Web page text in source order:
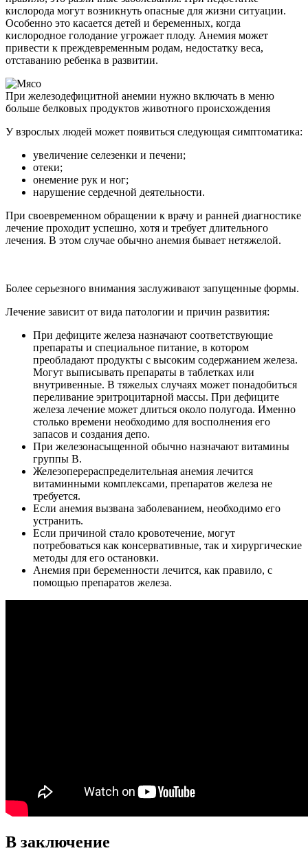
кислорода могут возникнуть опасные для жизни ситуации.
Особенно это касается детей и беременных, когда
кислородное голодание угрожает плоду. Анемия может
привести к преждевременным родам, недостатку веса,
отставанию ребенка в развитии.
При железодефицитной анемии нужно включать в меню
больше белковых продуктов животного происхождения
У взрослых людей может появиться следующая симптоматика:
увеличение селезенки и печени;
отеки;
онемение рук и ног;
нарушение сердечной деятельности.
При своевременном обращении к врачу и ранней диагностике
лечение проходит успешно, хотя и требует длительного
лечения. В этом случае обычно анемия бывает нетяжелой.
Более серьезного внимания заслуживают запущенные формы.
Лечение зависит от вида патологии и причин развития:
При дефиците железа назначают соответствующие
препараты и специальное питание, в котором
преобладают продукты с высоким содержанием железа.
Могут выписывать препараты в таблетках или
внутривенные. В тяжелых случаях может понадобиться
переливание эритроцитарной массы. При дефиците
железа лечение может длиться около полугода. Именно
столько времени необходимо для восполнения его
запасов и создания депо.
При железонасыщенной обычно назначают витамины
группы В.
Железоперераспределительная анемия лечится
витаминными комплексами, препаратов железа не
требуется.
Если анемия вызвана заболеванием, необходимо его
устранить.
Если причиной стало кровотечение, могут
потребоваться как консервативные, так и хирургические
методы для его остановки.
Анемия при беременности лечится, как правило, с
помощью препаратов железа.
В заключение